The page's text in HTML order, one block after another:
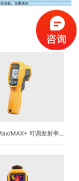
Fluke 62 Max/MAX+ 可调发射率/旋转双激光红外测温仪